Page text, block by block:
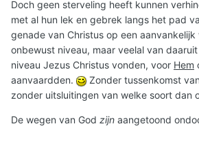
Doch geen sterveling heeft kunnen
met al hun lek en gebrek langs het pad
genade van Christus op een
onbewust niveau, maar veelal van
niveau Jezus Christus vonden, voor Hem
aanvaardden.
Zonder tussenkomst
zonder uitsluitingen van welke soort dan
De wegen van God zijn aangetoond